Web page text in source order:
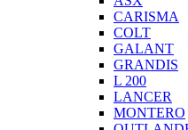
CARISMA
COLT
GALANT
GRANDIS
L 200
LANCER
MONTERO